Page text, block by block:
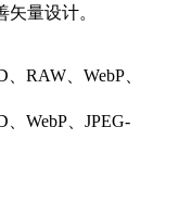
矢量设计。
RAW、WebP、
WebP、JPEG-